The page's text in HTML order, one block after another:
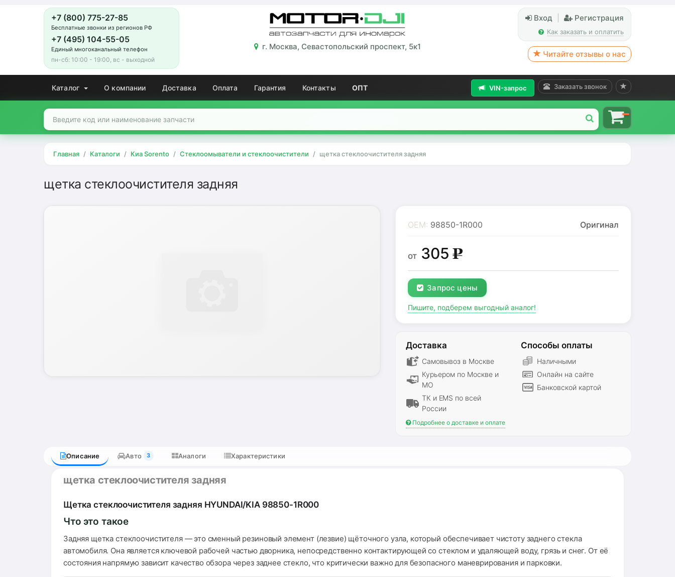
+7 (800) 775-27-85
Бесплатные звонки из регионов РФ
+7 (495) 104-55-05
Единый многоканальный телефон
пн-сб: 10:00 - 19:00, вс - выходной
г. Москва, Севастопольский проспект, 5к1
Вход Регистрация
Как заказать и оплатить
Читайте отзывы о нас
Каталог О компании Доставка Оплата Гарантия Контакты ОПТ Заказать звонок
VIN-запрос
Главная Каталоги Киа Sorento Стеклоомыватели и стеклоочистители щетка стеклоочистителя задняя
щетка стеклоочистителя задняя
OEM: 98850-1R000 Оригинал
от 305g
Запрос цены
Пишите, подберем выгодный аналог!
Доставка
Самовывоз в Москве
Курьером по Москве и
МО
ТК и EMS по всей
России
Способы оплаты
Наличными
Онлайн на сайте
Банковской картой
Подробнее о доставке и оплате
Описание Авто 3 Аналоги Характеристики
щетка стеклоочистителя задняя
Щетка стеклоочистителя задняя HYUNDAI/KIA 98850-1R000
Что это такое
Задняя щетка стеклоочистителя — это сменный резиновый элемент (лезвие) щёточного узла, который обеспечивает чистоту заднего стекла
автомобиля. Она является ключевой рабочей частью дворника, непосредственно контактирующей со стеклом и удаляющей воду, грязь и снег. От её
состояния напрямую зависит качество обзора через заднее стекло, что критически важно для безопасного маневрирования и парковки.